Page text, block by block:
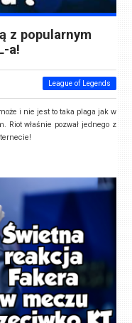
z popularnym
a!
League of Legends
i nie jest to taka plaga jak w
Riot właśnie pozwał jednego z